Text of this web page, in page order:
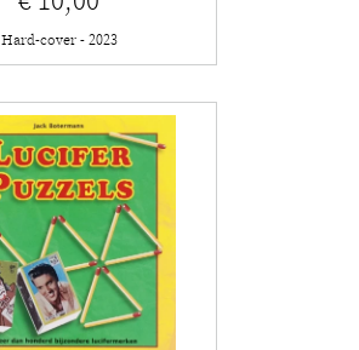
Hard-cover - 2023